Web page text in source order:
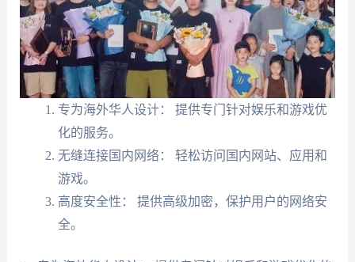
专为海外华人设计： 提供专门针对娱乐和游戏优
化的服务。
无缝连接国内网络： 轻松访问国内网站、应用和
游戏。
高度安全性： 提供高级加密，保护用户的网络安
全。